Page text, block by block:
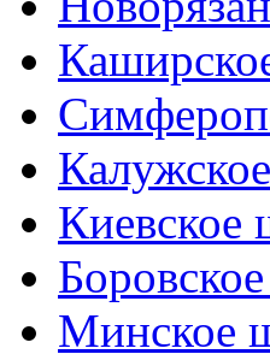
Киевское
Минское